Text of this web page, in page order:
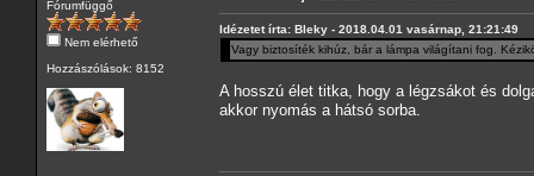
Fórumfüggő
Nem elérhető
Hozzászólások: 8152
Idézetet írta: Bleky - 2018.04.01 vasárnap, 21:21:49
Vagy biztosíték kihúz, bár a lámpa világítani fog.
A hosszú élet titka, hogy a légzsákot és
akkor nyomás a hátsó sorba.